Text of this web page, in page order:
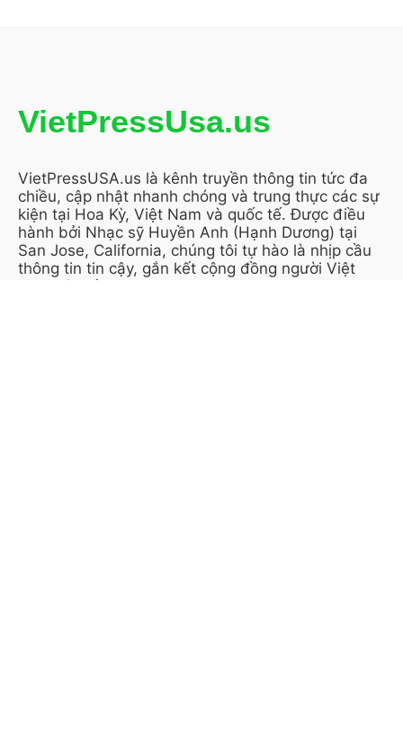
VietPressUsa.us
VietPressUSA.us là kênh truyền thông tin tức đa
chiều, cập nhật nhanh chóng và trung thực các sự
kiện tại Hoa Kỳ, Việt Nam và quốc tế. Được điều
hành bởi Nhạc sỹ Huyền Anh (Hạnh Dương) tại
San Jose, California, chúng tôi tự hào là nhịp cầu
thông tin tin cậy, gắn kết cộng đồng người Việt